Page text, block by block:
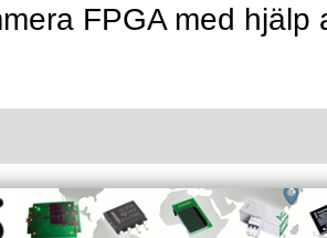
FPGA med hjälp